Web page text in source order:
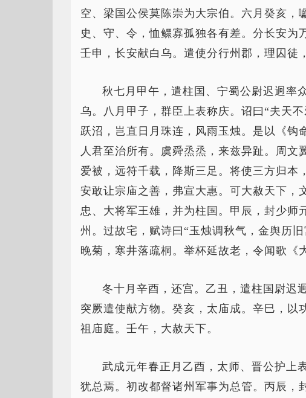
空、梁国公侯莫陈崇为大宗伯。六月癸亥，
史、守、令，恤鳏寡孤独各有差。分长安为
壬申，长安献白乌。遣使分行州郡，理囚徒
秋七月甲午，遣柱国、宁蜀公尉迟迥率
乌。八月甲子，群臣上表称庆。诏曰“夫天
跃沼，岂直日月珠连，风雨玉烛。是以《钩
人君至治所有。虞舜烝烝，来兹异趾。周文
爱被，远符千载，降斯三足。将使三方归本
安敢让宗庙之善，弗宣大惠。可大赦天下，
忠、大将军王雄，并为柱国。甲辰，封少师
州。过故宅，赋诗曰“玉烛调秋气，金舆历
晚菊，寒井落疏桐。举杯延故老，令闻歌《
冬十月辛酉，还宫。乙丑，遣柱国尉迟
突厥遣使献方物。癸亥，太庙成。辛巳，以
祖庙庭。壬午，大赦天下。
武成元年春正月乙酉，太师、晋公护上
犹总焉。初改都督诸州军事为总管。丙辰，